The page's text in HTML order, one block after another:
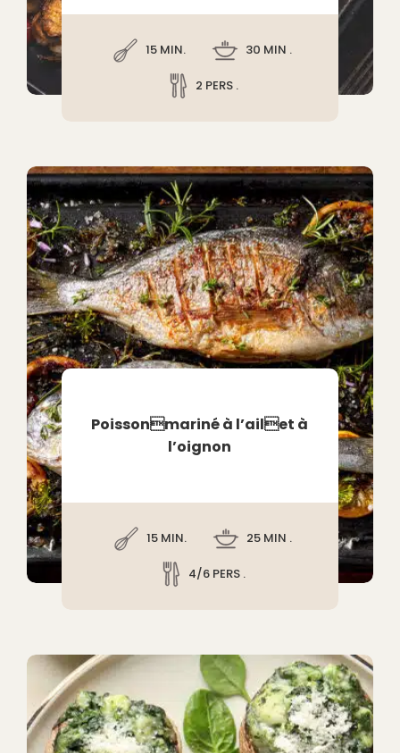
15 MIN. 30 MIN .
2 PERS .
Poissonmariné à l’ailet à
l’oignon
15 MIN. 25 MIN .
4/6 PERS .